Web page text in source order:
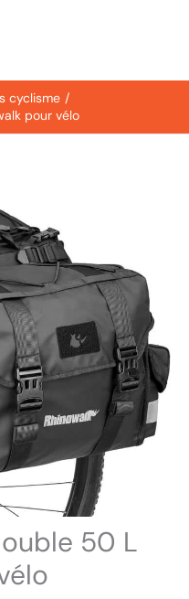
cyclisme
pour vélo
50 L